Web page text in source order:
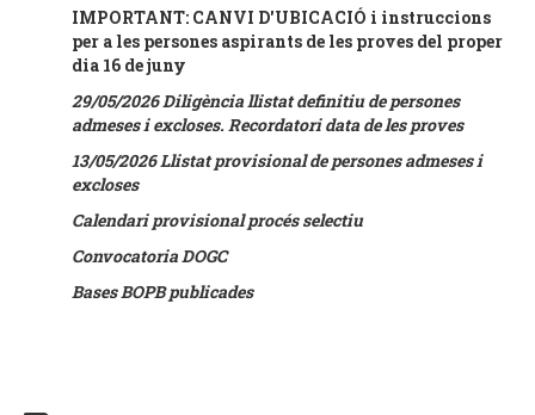
IMPORTANT: CANVI D'UBICACIÓ i instruccions
per a les persones aspirants de les proves del proper
dia 16 de juny
29/05/2026 Diligència llistat definitiu de persones
admeses i excloses. Recordatori data de les proves
13/05/2026 Llistat provisional de persones admeses i
excloses
Calendari provisional procés selectiu
Convocatoria DOGC
Bases BOPB publicades